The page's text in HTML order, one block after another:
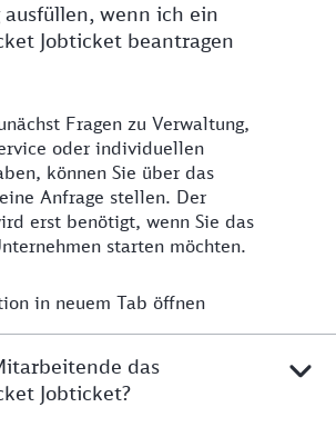
wenn ich ein
Jobticket beantragen
Fragen zu Verwaltung,
oder individuellen
können Sie über das
Anfrage stellen. Der
erst benötigt, wenn Sie das
starten möchten.
in neuem Tab öffnen
das
Jobticket?